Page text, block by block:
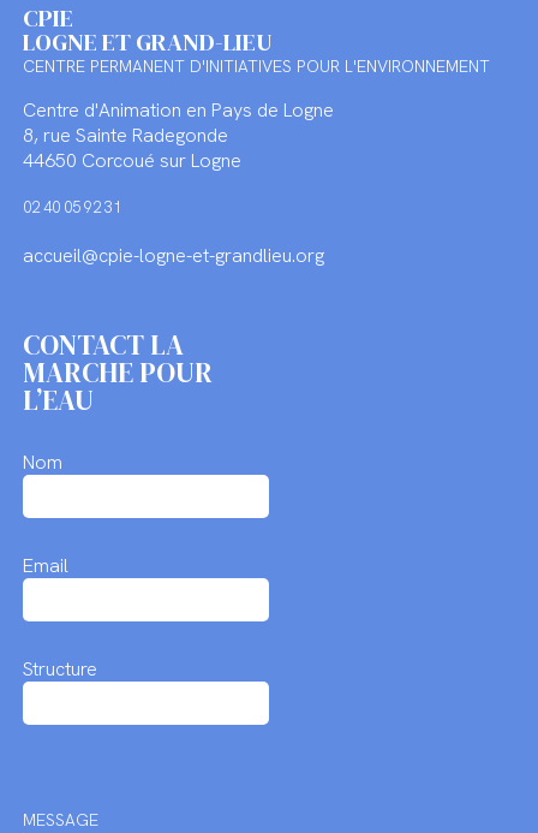
CPIE
LOGNE ET GRAND-LIEU
CENTRE PERMANENT D'INITIATIVES POUR L'ENVIRONNEMENT
Centre d'Animation en Pays de Logne
8, rue Sainte Radegonde
44650 Corcoué sur Logne
02 40 05 92 31
accueil@cpie-logne-et-grandlieu.org
CONTACT LA
MARCHE POUR
L’EAU
Nom
Email
Structure
MESSAGE